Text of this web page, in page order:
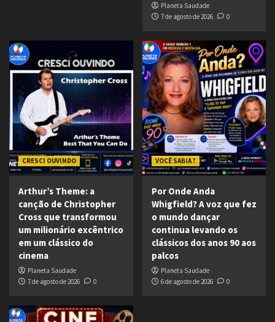
Planeta Saudade
7 de agosto de 2026
0
CRESCI OUVINDO
Arthur’s Theme: a
canção de Christopher
Cross que transformou
um milionário excêntrico
em um clássico do
cinema
Planeta Saudade
7 de agosto de 2026
0
VOCÊ SABIA ?
Por Onde Anda
Whigfield? A voz que fez
o mundo dançar
continua levando os
clássicos dos anos 90 aos
palcos
Planeta Saudade
6 de agosto de 2026
0